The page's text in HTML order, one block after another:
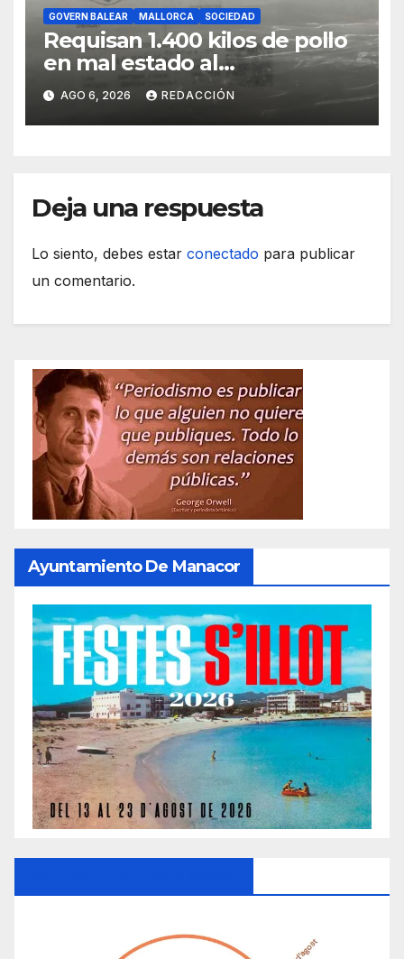
GOVERN BALEAR MALLORCA SOCIEDAD
Requisan 1.400 kilos de pollo
en mal estado al
transportarse sin refrigerar
AGO 6, 2026 REDACCIÓN
Deja una respuesta
Lo siento, debes estar conectado para publicar
un comentario.
Ayuntamiento De Manacor